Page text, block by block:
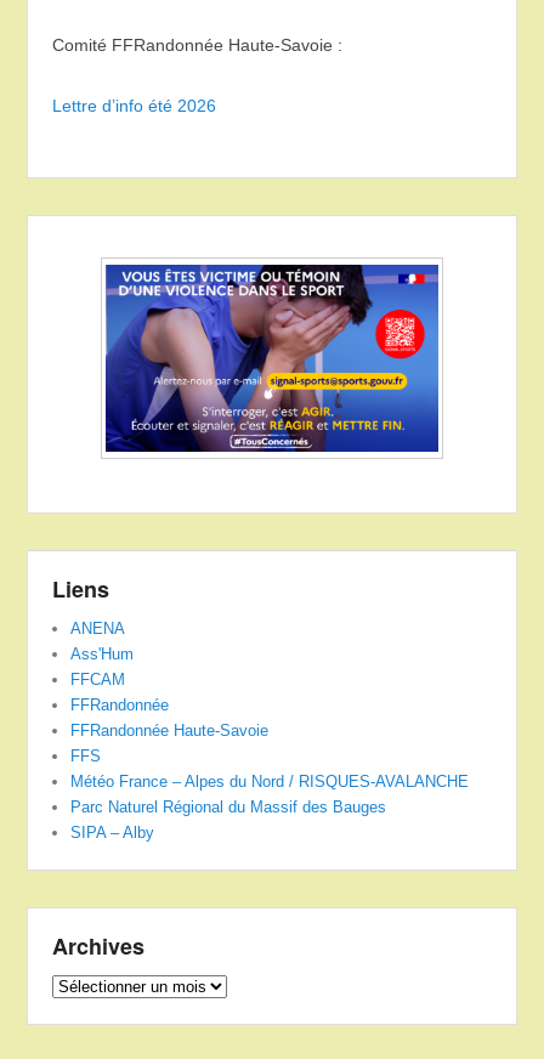
Comité FFRandonnée Haute-Savoie :
Lettre d’info été 2026
Liens
ANENA
Ass'Hum
FFCAM
FFRandonnée
FFRandonnée Haute-Savoie
FFS
Météo France – Alpes du Nord / RISQUES-AVALANCHE
Parc Naturel Régional du Massif des Bauges
SIPA – Alby
Archives
Archives